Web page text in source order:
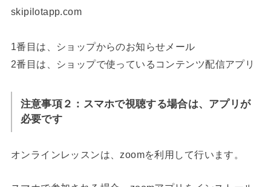
skipilotapp.com
1番目は、ショップからのお知らせメール
2番目は、ショップで使っているコンテンツ配信アプリ
注意事項２：スマホで視聴する場合は、アプリが
必要です
オンラインレッスンは、zoomを利用して行います。